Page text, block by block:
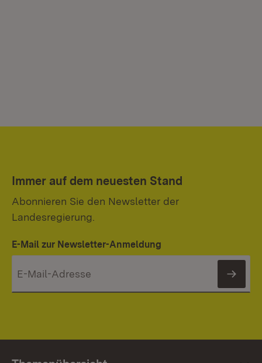
Immer auf dem neuesten Stand
Abonnieren Sie den Newsletter der
Landesregierung.
E-Mail zur Newsletter-Anmeldung